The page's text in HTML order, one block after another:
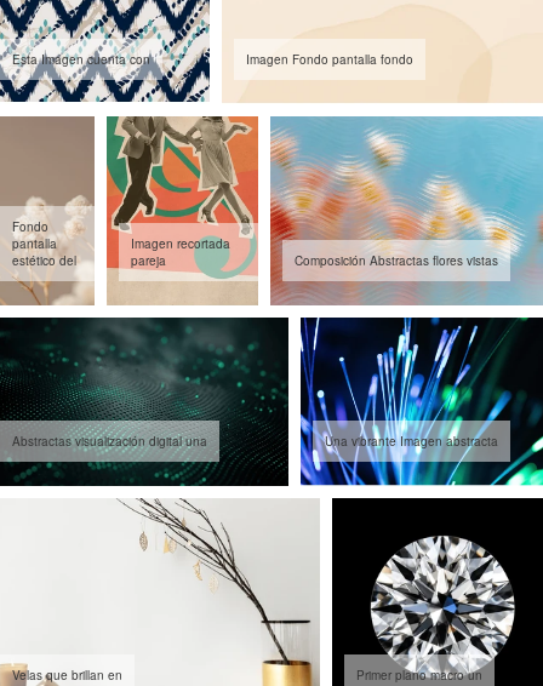
Esta Imagen cuenta con Imagen Fondo pantalla fondo
Fondo
pantalla
estético del
Imagen recortada
pareja
Composición Abstractas flores vistas
Abstractas visualización digital una Una vibrante Imagen abstracta
Velas que brillan en Primer plano macro un